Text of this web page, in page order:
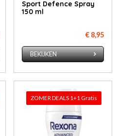
Sport Defence Spray
150 ml
€ 8,95
BEKIJKEN
ZOMER DEALS 1+1 Gratis